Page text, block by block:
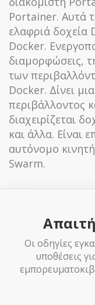
Portainer. Αυτά
ελαφριά δοχεία
Docker.
διαμορφώσεις,
των
Docker. Δίνει
περιβάλλοντος
διαχειρίζεται
και άλλα. Είναι
αυτόνομο
Swarm.
Οι οδηγίες
υποθέσεις